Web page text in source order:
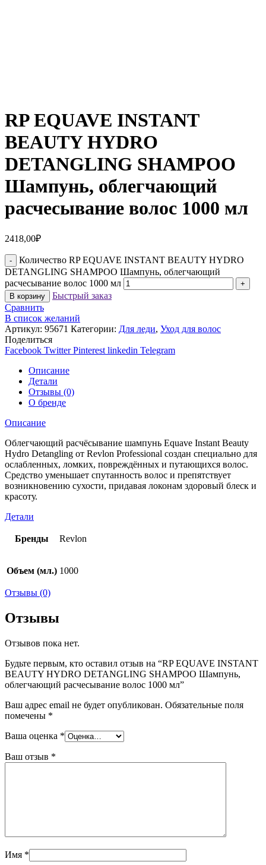
RP EQUAVE INSTANT
BEAUTY HYDRO
DETANGLING SHAMPOO
Шампунь, облегчающий
расчесывание волос 1000 мл
2418,00₽
Количество RP EQUAVE INSTANT BEAUTY HYDRO
DETANGLING SHAMPOO Шампунь, облегчающий
расчесывание волос 1000 мл
В корзину
Быстрый заказ
Сравнить
В список желаний
Артикул: 95671 Категории: Для леди, Уход для волос
Поделиться
Facebook Twitter Pinterest linkedin Telegram
Описание
Детали
Отзывы (0)
О бренде
Описание
Облегчающий расчёсывание шампунь Equave Instant Beauty
Hydro Detangling от Revlon Professional создан специально для
ослабленных, ломких, повреждённых и путающихся волос.
Средство уменьшает спутанность волос и препятствует
возникновению сухости, придавая локонам здоровый блеск и
красоту.
Детали
Бренды Revlon
Объем (мл.) 1000
Отзывы (0)
Отзывы
Отзывов пока нет.
Будьте первым, кто оставил отзыв на “RP EQUAVE INSTANT
BEAUTY HYDRO DETANGLING SHAMPOO Шампунь,
облегчающий расчесывание волос 1000 мл”
Ваш адрес email не будет опубликован. Обязательные поля
помечены *
Ваша оценка *
Ваш отзыв *
Имя *